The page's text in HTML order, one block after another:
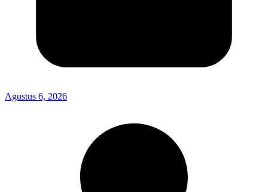
Agustus 6, 2026